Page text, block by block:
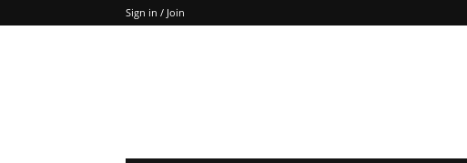
Sign in / Join